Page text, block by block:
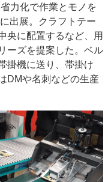
ビジネス・多彩な商材～
集
サイトポリシー
力化で作業とモノを
出展。クラフトテー
央に配置するなど、用
ーズを提案した。ベル
掛機に送り、帯掛け
DMや名刺などの生産